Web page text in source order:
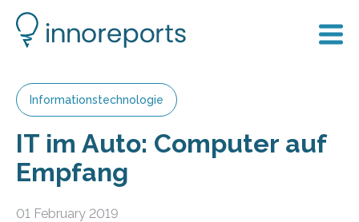
Informationstechnologie
IT im Auto: Computer auf
Empfang
01 February 2019